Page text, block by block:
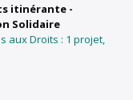
itinérante -
Solidaire
aux Droits : 1 projet,